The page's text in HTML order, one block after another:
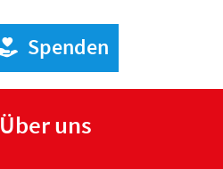
Spenden
Über uns